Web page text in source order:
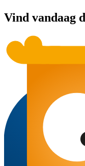
Vind vandaag